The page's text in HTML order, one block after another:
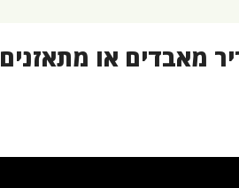
מאבדים או מתאזנים